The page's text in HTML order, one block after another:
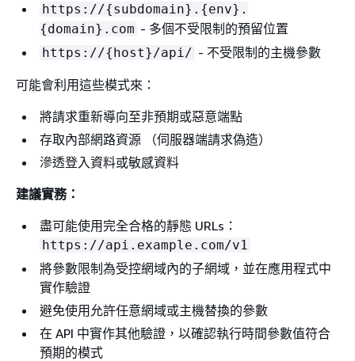
https://{subdomain}. {env}.
{domain}.com - 多個不受限制的預留位置
https://{host}/api/ - 不受限制的主機參數
可能會利用這些模式來：
將請求重新導向至非預期或惡意端點
存取內部網路資源 （伺服器端請求偽造）
滲透登入資料或敏感資料
建議實務：
盡可能使用完全合格的靜態 URLs：
https://api.example.com/v1
將參數限制為受控網域內的子網域，並在應用程式中
實作驗證
避免使用允許任意網域或主機替換的參數
在 API 中實作其他驗證，以確認執行時間參數值符合
預期的模式